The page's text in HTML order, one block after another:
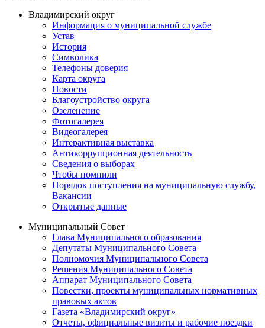
Владимирский округ
Информация о муниципальной службе
Устав
История
Символика
Телефоны доверия
Карта округа
Новости
Благоустройство округа
Озеленение
Фотогалерея
Видеогалерея
Интерактивная выставка
Антикоррупционная деятельность
Сведения о выборах
Чтобы помнили
Порядок поступления на муниципальную службу,
Вакансии
Открытые данные
Муниципальный Совет
Глава Муниципального образования
Депутаты Муниципального Совета
Полномочия Муниципального Совета
Решения Муниципального Совета
Аппарат Муниципального Совета
Повестки, проекты муниципальных нормативных
правовых актов
Газета «Владимирский округ»
Отчеты, официальные визиты и рабочие поездки